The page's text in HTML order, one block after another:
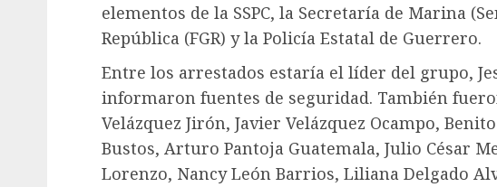
elementos de la SSPC, la Secretaría de Marina
República (FGR) y la Policía Estatal de Guerrero.
Entre los arrestados estaría el líder del grupo,
informaron fuentes de seguridad. También
Velázquez Jirón, Javier Velázquez Ocampo,
Bustos, Arturo Pantoja Guatemala, Julio César
Lorenzo, Nancy León Barrios, Liliana Delgado